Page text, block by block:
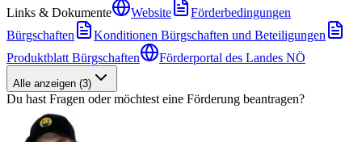
Links & Dokumente Website
Förderbedingungen
Bürgschaften
Konditionen Bürgschaften und Beteiligungen
Produktblatt Bürgschaften
Förderportal des Landes NÖ
Alle anzeigen (3)
Du hast Fragen oder möchtest eine Förderung beantragen?